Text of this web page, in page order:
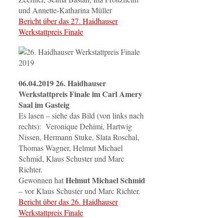
und Annette-Katharina Müller
Bericht über das 27. Haidhauser
Werkstattpreis Finale
06.04.2019 26. Haidhauser
Werkstattpreis Finale im Carl Amery
Saal im Gasteig
Es lasen – siehe das Bild (von links nach
rechts): Veronique Dehimi, Hartwig
Nissen, Hermann Stuke, Slata Roschal,
Thomas Wagner, Helmut Michael
Schmid, Klaus Schuster und Marc
Richter.
Gewonnen hatHelmut Michael Schmid
– vor Klaus Schuster und Marc Richter.
Bericht über das 26. Haidhauser
Werkstattpreis Finale